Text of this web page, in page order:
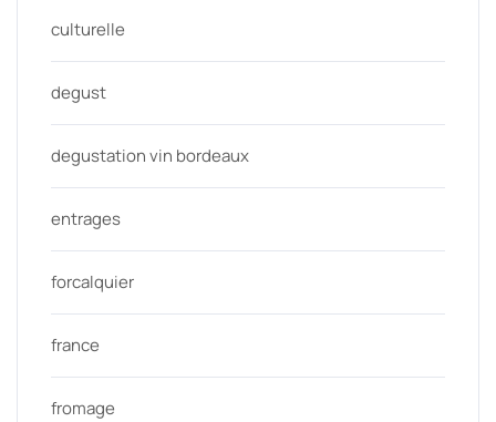
culturelle
degust
degustation vin bordeaux
entrages
forcalquier
france
fromage